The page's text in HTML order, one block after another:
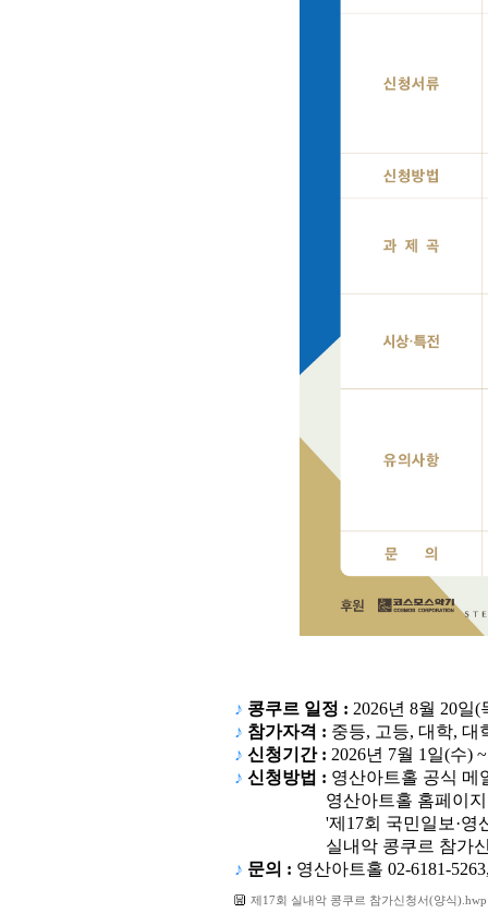
♪ 콩쿠르 일정 : 2026년 8월 20일(
♪ 참가자격 : 중등, 고등, 대학, 대
♪ 신청기간 : 2026년 7월 1일(수)
♪ 신청방법 : 영산아트홀 공식 메
영산아트홀 홈페이지 >
'제17회 국민일보·영산아
실내악 콩쿠르 참가신청
♪ 문의 : 영산아트홀 02-6181-
제17회 실내악 콩쿠르 참가신청서(양식).hwp